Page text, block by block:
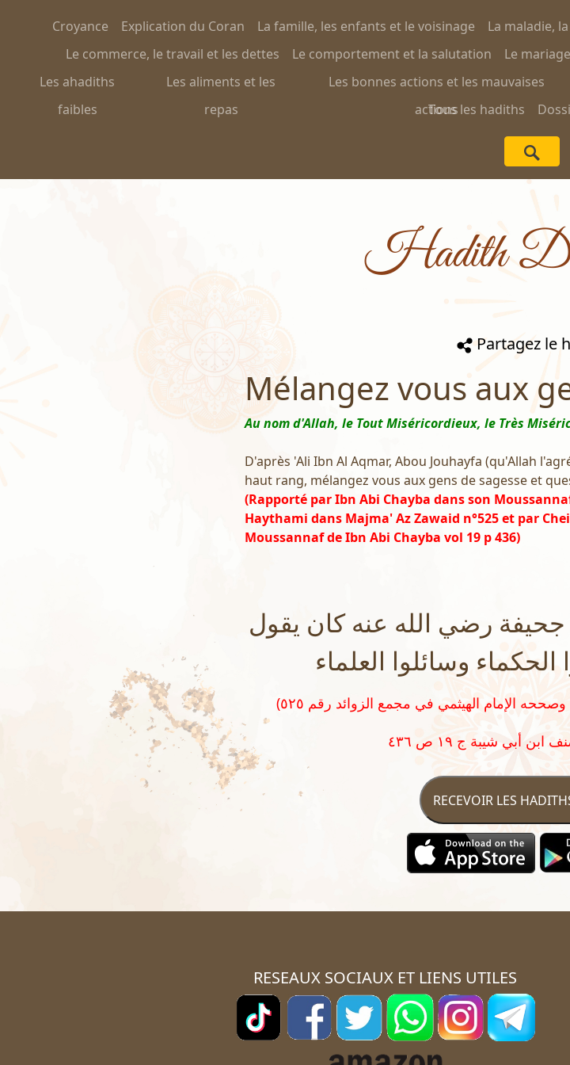
Croyance Explication du Coran La famille, les enfants et le voisinage La maladie,
Le commerce, le travail et les dettes
Le comportement et la salutation Le
Les ahadiths
faibles
Les aliments et les
repas
Les bonnes actions et les mauvaises
actions
Tous les hadiths
Hadith
Partagez le
Mélangez vous aux
Au nom d'Allah, le Tout Miséricordieux, le Très
D'après 'Ali Ibn Al Aqmar, Abou Jouhayfa (qu'Allah
haut rang, mélangez vous aux gens de sagesse et
(Rapporté par Ibn Abi Chayba dans son
Haythami dans Majma' Az Zawaid n°525 et par
Moussannaf de Ibn Abi Chayba vol 19 p 436)
جحيفة رضي الله عنه كان يقول
وسائلوا العلماء
(رواه ابن أبي شيبة في المصنف رقم ٣٧٥٦٥ وصححه الإمام الهيثمي في مجمع الزوائد رقم ٥٢٥
RECEVOIR LES
RESEAUX SOCIAUX ET LIENS UTILES